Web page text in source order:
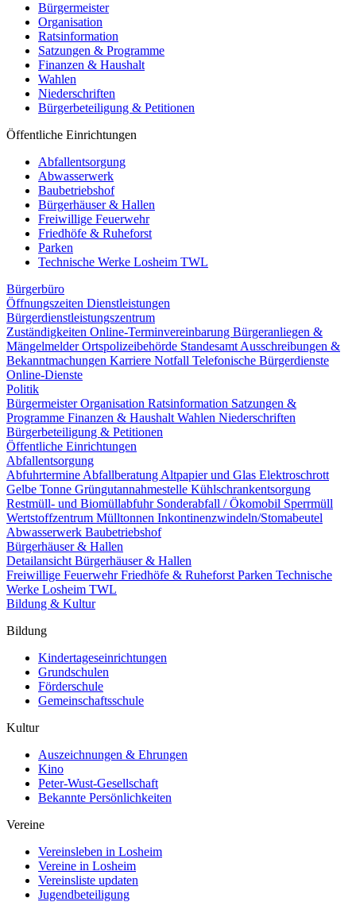
Bürgermeister
Organisation
Ratsinformation
Satzungen & Programme
Finanzen & Haushalt
Wahlen
Niederschriften
Bürgerbeteiligung & Petitionen
Öffentliche Einrichtungen
Abfallentsorgung
Abwasserwerk
Baubetriebshof
Bürgerhäuser & Hallen
Freiwillige Feuerwehr
Friedhöfe & Ruheforst
Parken
Technische Werke Losheim TWL
Bürgerbüro
Öffnungszeiten Dienstleistungen
Bürgerdienstleistungszentrum
Zuständigkeiten Online-Terminvereinbarung Bürgeranliegen &
MängelmelderOrtspolizeibehörde Standesamt Ausschreibungen &
Bekanntmachungen Karriere Notfall Telefonische Bürgerdienste
Online-Dienste
Politik
BürgermeisterOrganisation Ratsinformation Satzungen &
Programme Finanzen & Haushalt Wahlen Niederschriften
Bürgerbeteiligung & Petitionen
Öffentliche Einrichtungen
Abfallentsorgung
Abfuhrtermine Abfallberatung Altpapier und Glas Elektroschrott
Gelbe Tonne Grüngutannahmestelle Kühlschrankentsorgung
Restmüll- und Biomüllabfuhr Sonderabfall / Ökomobil Sperrmüll
Wertstoffzentrum Mülltonnen Inkontinenzwindeln/Stomabeutel
Abwasserwerk Baubetriebshof
Bürgerhäuser & Hallen
Detailansicht Bürgerhäuser & Hallen
Freiwillige FeuerwehrFriedhöfe & Ruheforst Parken Technische
Werke Losheim TWL
Bildung & Kultur
Bildung
Kindertageseinrichtungen
Grundschulen
Förderschule
Gemeinschaftsschule
Kultur
Auszeichnungen & Ehrungen
Kino
Peter-Wust-Gesellschaft
Bekannte Persönlichkeiten
Vereine
Vereinsleben in Losheim
Vereine in Losheim
Vereinsliste updaten
Jugendbeteiligung